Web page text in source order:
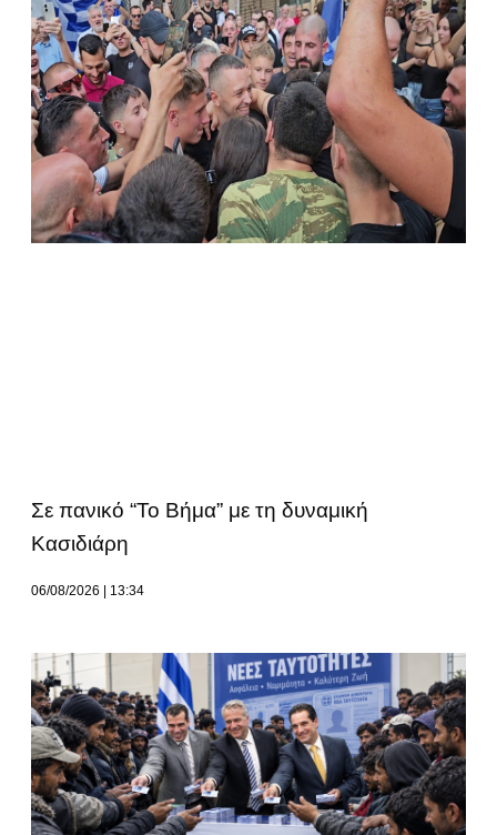
Σε πανικό “Το Βήμα” με τη δυναμική
Κασιδιάρη
06/08/2026 13:34